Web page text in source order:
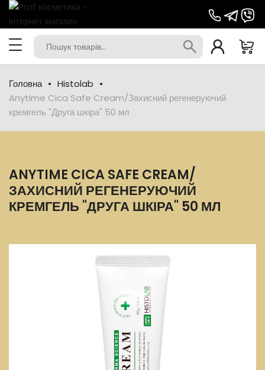
Головна
Histolab
Anytime Cica Safe Cream/Захисний регенеруючий
кремгель "Друга шкіра" 50 мл
ANYTIME CICA SAFE CREAM/
ЗАХИСНИЙ РЕГЕНЕРУЮЧИЙ
КРЕМГЕЛЬ "ДРУГА ШКІРА" 50 МЛ